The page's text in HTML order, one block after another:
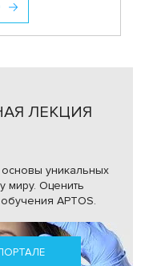
ЛЕКЦИЯ
основы уникальных
миру. Оценить
APTOS.